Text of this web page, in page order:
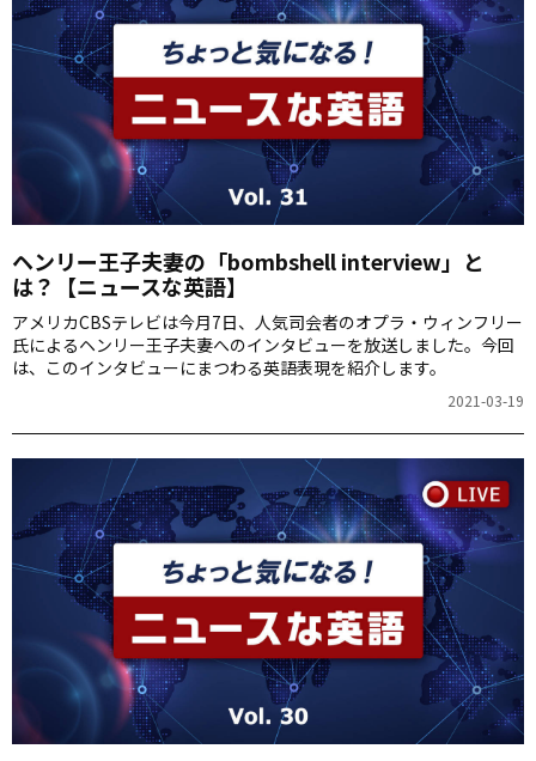
ヘンリー王子夫妻の「bombshell interview」と
は？【ニュースな英語】
アメリカCBSテレビは今月7日、人気司会者のオプラ・ウィンフリー
氏によるヘンリー王子夫妻へのインタビューを放送しました。今回
は、このインタビューにまつわる英語表現を紹介します。
2021-03-19